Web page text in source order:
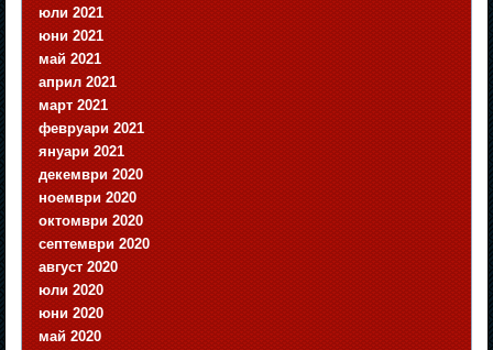
юли 2021
юни 2021
май 2021
април 2021
март 2021
февруари 2021
януари 2021
декември 2020
ноември 2020
октомври 2020
септември 2020
август 2020
юли 2020
юни 2020
май 2020